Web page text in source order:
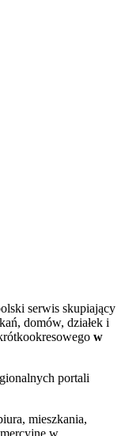
serwis skupiający
domów, działek i
w
portali
mieszkania,
w